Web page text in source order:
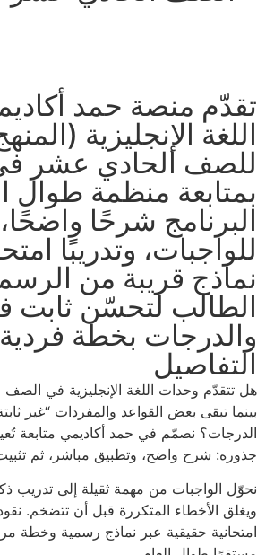
تقدّم منصة حمد
اللغة الإنجليزية
للصف الحادي عشر في
بمتابعة منظمة طوال
البرنامج شرحًا
للواجبات، وتدريبًا
نماذج قريبة من
الطالب لتحسّن ثابت
والدرجات بخطة
التفاصيل
هل تتقدّم وحدات اللغة الإنجليزية في
بينما تبقى بعض القواعد والمفردات “غير
الدرجات؟ نصمّم في حمد أكاديمي متابعة
جذوره: شرح واضح، وتطبيق مباشر، ثم
نحوّل الواجبات من مهمة ثقيلة إلى تدريب
ويغلق الأخطاء المتكررة قبل أن تتضخم.
امتحانية حقيقية عبر نماذج رسمية وخطة